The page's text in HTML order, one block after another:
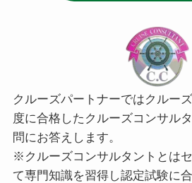
クルーズパートナーではクルー
度に合格したクルーズコンサル
問にお答えします。
※クルーズコンサルタントとは
て専門知識を習得し認定試験に